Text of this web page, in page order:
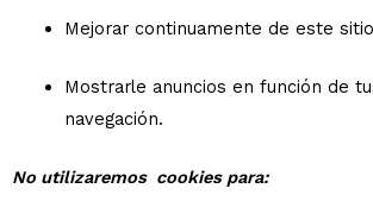
Mejorar continuamente de este
Mostrarle anuncios en función de
navegación.
No utilizaremos cookies para: